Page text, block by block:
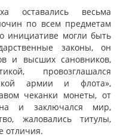
оставались весьма
по всем предметам
инициативе могли быть
законы, он
и высших сановников,
провозглашался
армии и флота»,
чеканки монеты, от
и заключался мир,
жаловались титулы,
отличия.